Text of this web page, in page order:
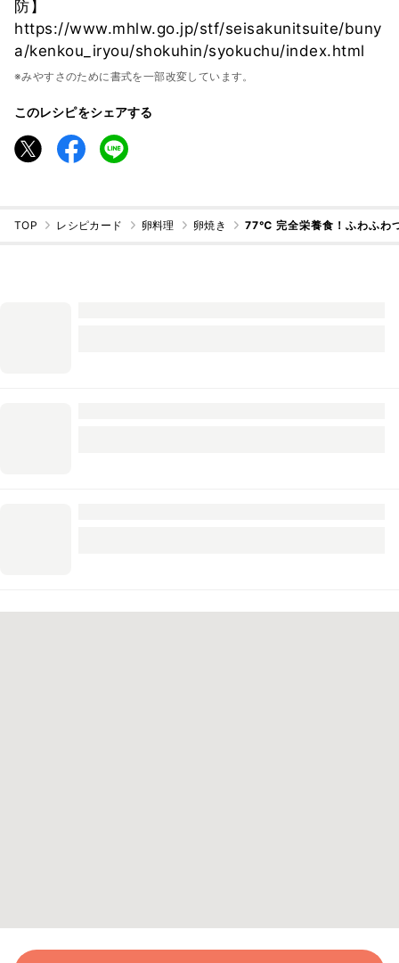
防】
https://www.mhlw.go.jp/stf/seisakunitsuite/buny
a/kenkou_iryou/shokuhin/syokuchu/index.html
※みやすさのために書式を一部改変しています。
このレシピをシェアする
TOP レシピカード 卵料理 卵焼き 77℃ 完全栄養食！ふわふわ